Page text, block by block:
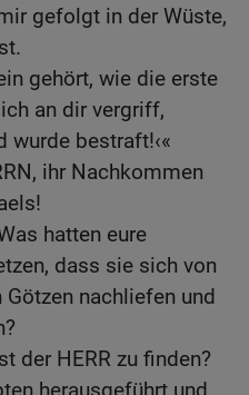
gefolgt in der Wüste,
gehört, wie die erste
an dir vergriff,
wurde bestraft!‹«
ihr Nachkommen
hatten eure
dass sie sich von
nachliefen und
der HERR zu finden?